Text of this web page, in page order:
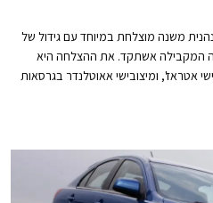
משנה מוצלחת במיוחד עם גידול של
המקבילה אשתקד. את ההצלחה היא
אטראז', ומיצובישי אאוטלנדר בגרסאות
ובכך להפוך אותם לתחרותיים